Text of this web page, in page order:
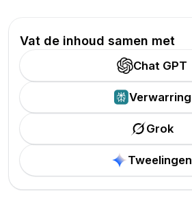
Vat de inhoud samen met
Chat GPT
Verwarring
Grok
Tweelingen